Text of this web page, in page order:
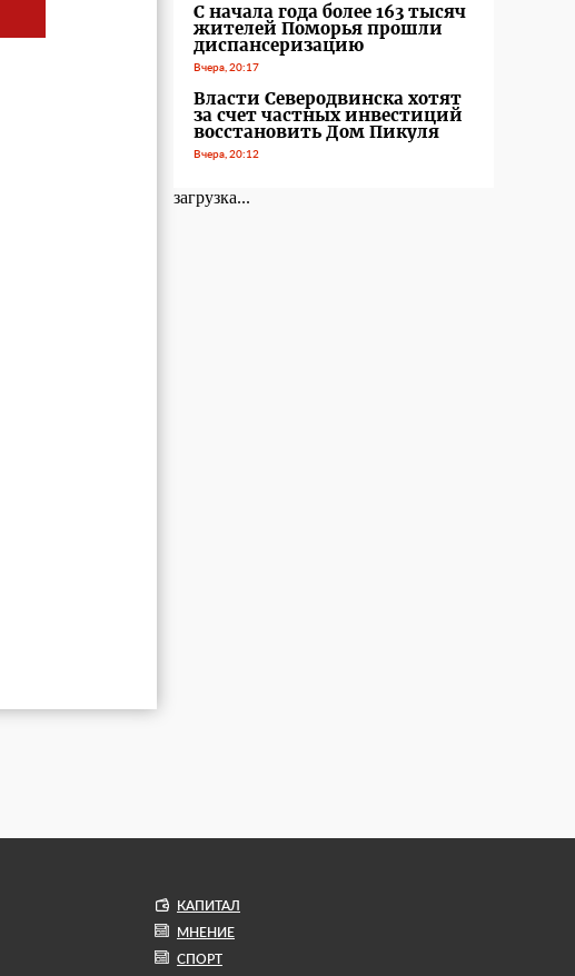
С начала года более 163 тысяч
жителей Поморья прошли
диспансеризацию
Вчера, 20:17
Власти Северодвинска хотят
за счет частных инвестиций
восстановить Дом Пикуля
Вчера, 20:12
загрузка...
КАПИТАЛ
МНЕНИЕ
СПОРТ